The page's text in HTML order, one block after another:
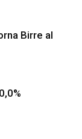
Birre al